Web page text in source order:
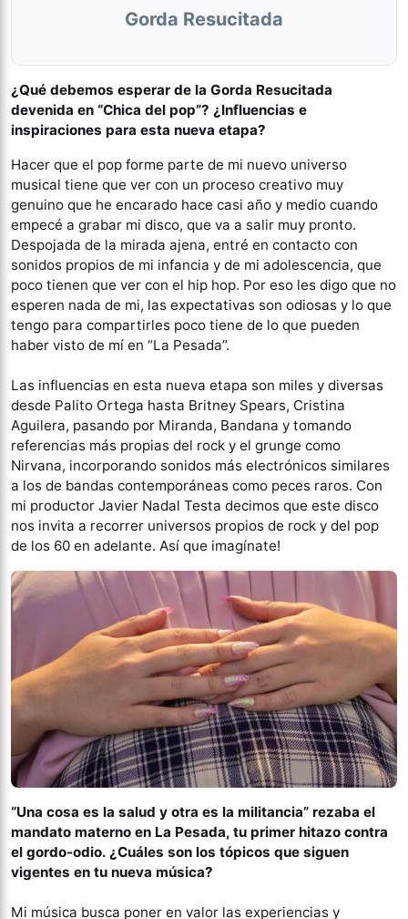
Gorda Resucitada
¿Qué debemos esperar de la Gorda Resucitada
devenida en “Chica del pop”? ¿Influencias e
inspiraciones para esta nueva etapa?
Hacer que el pop forme parte de mi nuevo universo
musical tiene que ver con un proceso creativo muy
genuino que he encarado hace casi año y medio cuando
empecé a grabar mi disco, que va a salir muy pronto.
Despojada de la mirada ajena, entré en contacto con
sonidos propios de mi infancia y de mi adolescencia, que
poco tienen que ver con el hip hop. Por eso les digo que no
esperen nada de mi, las expectativas son odiosas y lo que
tengo para compartirles poco tiene de lo que pueden
haber visto de mí en “La Pesada”.
Las influencias en esta nueva etapa son miles y diversas
desde Palito Ortega hasta Britney Spears, Cristina
Aguilera, pasando por Miranda, Bandana y tomando
referencias más propias del rock y el grunge como
Nirvana, incorporando sonidos más electrónicos similares
a los de bandas contemporáneas como peces raros. Con
mi productor Javier Nadal Testa decimos que este disco
nos invita a recorrer universos propios de rock y del pop
de los 60 en adelante. Así que imagínate!
“Una cosa es la salud y otra es la militancia” rezaba el
mandato materno en La Pesada, tu primer hitazo contra
el gordo-odio. ¿Cuáles son los tópicos que siguen
vigentes en tu nueva música?
Mi música busca poner en valor las experiencias y